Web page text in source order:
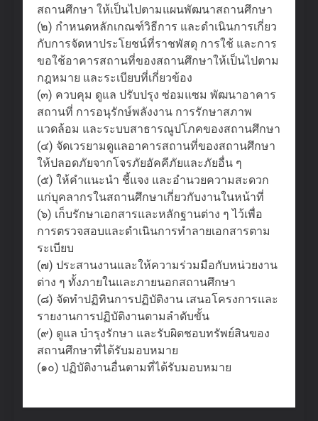
สถานศึกษา ให้เป็นไปตามแผนพัฒนาสถานศึกษา
(๒) กำหนดหลักเกณฑ์วิธีการ และดำเนินการเกี่ยว
กับการจัดหาประโยชน์ที่ราชพัสดุ การใช้ และการ
ขอใช้อาคารสถานที่ของสถานศึกษาให้เป็นไปตาม
กฎหมาย และระเบียบที่เกี่ยวข้อง
(๓) ควบคุม ดูแล ปรับปรุง ซ่อมแซม พัฒนาอาคาร
สถานที่ การอนุรักษ์พลังงาน การรักษาสภาพ
แวดล้อม และระบบสาธารณูปโภคของสถานศึกษา
(๔) จัดเวรยามดูแลอาคารสถานที่ของสถานศึกษา
ให้ปลอดภัยจากโจรภัยอัคคีภัยและภัยอื่น ๆ
(๕) ให้คำแนะนำ ชี้แจง และอำนวยความสะดวก
แก่บุคลากรในสถานศึกษาเกี่ยวกับงานในหน้าที่
(๖) เก็บรักษาเอกสารและหลักฐานต่าง ๆ ไว้เพื่อ
การตรวจสอบและดำเนินการทำลายเอกสารตาม
ระเบียบ
(๗) ประสานงานและให้ความร่วมมือกับหน่วยงาน
ต่าง ๆ ทั้งภายในและภายนอกสถานศึกษา
(๘) จัดทำปฏิทินการปฏิบัติงาน เสนอโครงการและ
รายงานการปฏิบัติงานตามลำดับขั้น
(๙) ดูแล บำรุงรักษา และรับผิดชอบทรัพย์สินของ
สถานศึกษาที่ได้รับมอบหมาย
(๑๐) ปฏิบัติงานอื่นตามที่ได้รับมอบหมาย